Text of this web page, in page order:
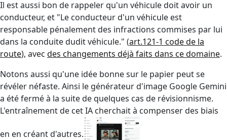
Il est aussi bon de rappeler qu'un véhicule doit avoir un
conducteur, et "Le conducteur d'un véhicule est
responsable pénalement des infractions commises par lui
dans la conduite dudit véhicule." (art.121-1 code de la
route), avec des changements déjà faits dans ce domaine.
Notons aussi qu'une idée bonne sur le papier peut se
révéler néfaste. Ainsi le générateur d'image Google Gemini
a été fermé à la suite de quelques cas de révisionnisme.
L'entraînement de cet IA cherchait à compenser des biais
en en créant d'autres.